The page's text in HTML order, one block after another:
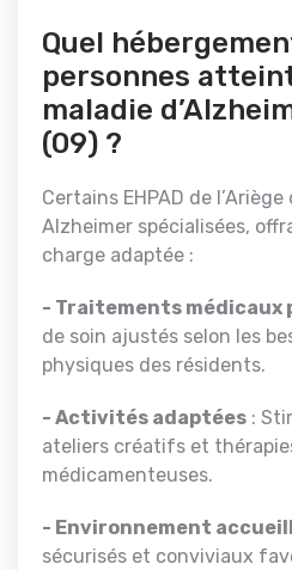
Quel
personnes
maladie
(09) ?
Certains EHPAD de
Alzheimer spécialisées,
charge adaptée :
- Traitements médicaux
de soin ajustés selon les
physiques des résidents.
- Activités adaptées :
ateliers créatifs et
médicamenteuses.
- Environnement
sécurisés et conviviaux